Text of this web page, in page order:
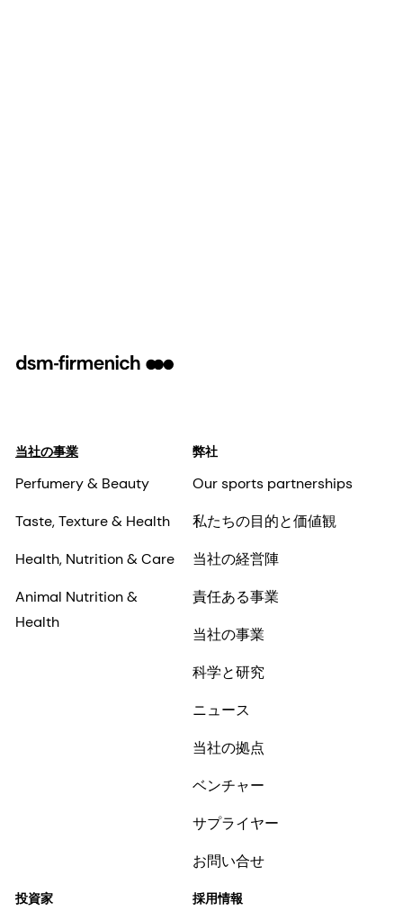
当社の事業
Perfumery & Beauty
Taste, Texture & Health
Health, Nutrition & Care
Animal Nutrition &
Health
弊社
Our sports partnerships
私たちの目的と価値観
当社の経営陣
責任ある事業
当社の事業
科学と研究
ニュース
当社の拠点
ベンチャー
サプライヤー
お問い合せ
投資家 採用情報